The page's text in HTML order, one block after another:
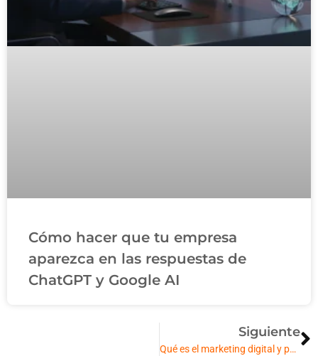
Cómo hacer que tu empresa
aparezca en las respuestas de
ChatGPT y Google AI
Siguiente
Qué es el marketing digital y por qué tu empresa lo necesita hoy